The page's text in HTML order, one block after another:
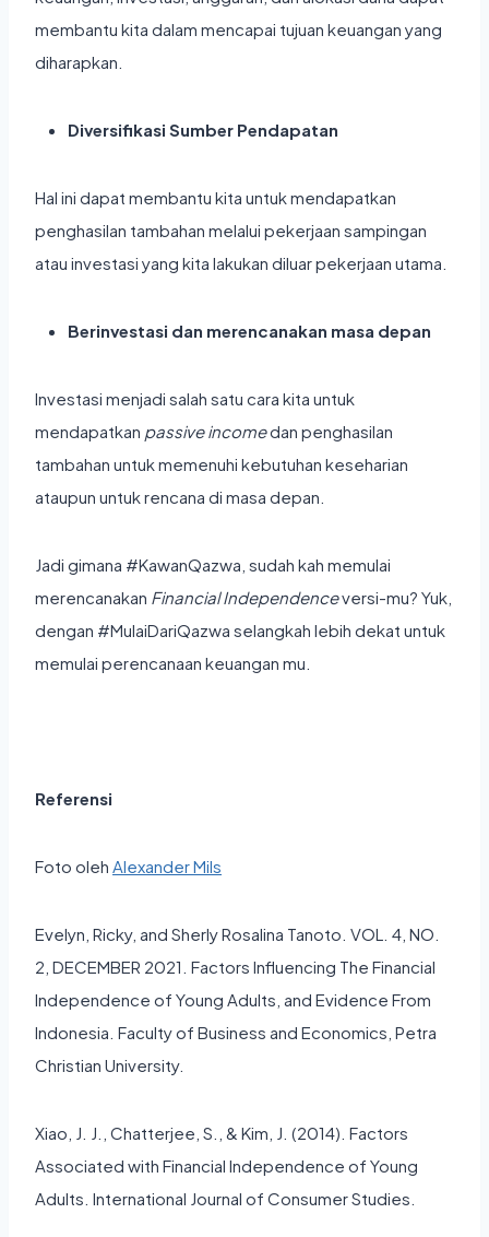
membantu kita dalam mencapai tujuan keuangan yang
diharapkan.
Diversifikasi Sumber Pendapatan
Hal ini dapat membantu kita untuk mendapatkan
penghasilan tambahan melalui pekerjaan sampingan
atau investasi yang kita lakukan diluar pekerjaan utama.
Berinvestasi dan merencanakan masa depan
Investasi menjadi salah satu cara kita untuk
mendapatkan passive incomedan penghasilan
tambahan untuk memenuhi kebutuhan keseharian
ataupun untuk rencana di masa depan.
Jadi gimana #KawanQazwa, sudah kah memulai
merencanakan Financial Independenceversi-mu? Yuk,
dengan #MulaiDariQazwa selangkah lebih dekat untuk
memulai perencanaan keuangan mu.
Referensi
Foto oleh Alexander Mils
Evelyn, Ricky, and Sherly Rosalina Tanoto. VOL. 4, NO.
2, DECEMBER 2021. Factors Influencing The Financial
Independence of Young Adults, and Evidence From
Indonesia. Faculty of Business and Economics, Petra
Christian University.
Xiao, J. J., Chatterjee, S., & Kim, J. (2014). Factors
Associated with Financial Independence of Young
Adults. International Journal of Consumer Studies.